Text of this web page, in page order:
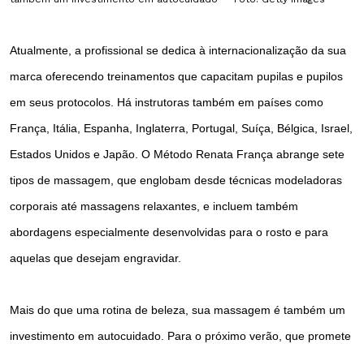
Atualmente, a profissional se dedica à internacionalização da sua
marca oferecendo treinamentos que capacitam pupilas e pupilos
em seus protocolos. Há instrutoras também em países como
França, Itália, Espanha, Inglaterra, Portugal, Suíça, Bélgica, Israel,
Estados Unidos e Japão. O Método Renata França abrange sete
tipos de massagem, que englobam desde técnicas modeladoras
corporais até massagens relaxantes, e incluem também
abordagens especialmente desenvolvidas para o rosto e para
aquelas que desejam engravidar.
Mais do que uma rotina de beleza, sua massagem é também um
investimento em autocuidado. Para o próximo verão, que promete